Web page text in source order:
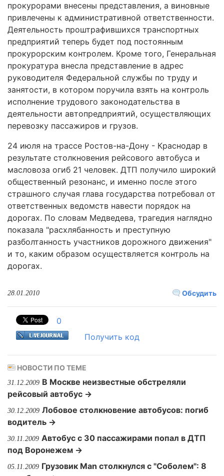
прокурорами внесены представления, а виновные
привлечены к административной ответственности.
Деятельность проштрафившихся транспортных
предприятий теперь будет под постоянным
прокурорским контролем. Кроме того, Генеральная
прокуратура внесла представление в адрес
руководителя Федеральной службы по труду и
занятости, в котором поручила взять на контроль
исполнение трудового законодательства в
деятельности автопредприятий, осуществляющих
перевозку пассажиров и грузов.
24 июля на трассе Ростов-на-Дону - Краснодар в
результате столкновения рейсового автобуса и
масловоза огиб 21 человек. ДТП получило широкий
общественный резонанс, и именно после этого
страшного случая глава государства потребовал от
ответственных ведомств навести порядок на
дорогах. По словам Медведева, трагедия наглядно
показала "расхлябанность и преступную
разболтанность участников дорожного движения"
и то, каким образом осуществляется контроль на
дорогах.
Обсудить
28.01.2010
0
Получить код
НОВОСТИ ПО ТЕМЕ
31.12.2009 В Москве неизвестные обстреляли
рейсовый автобус →
30.12.2009 Лобовое столкновение автобусов: погиб
водитель →
30.11.2009 Автобус с 30 пассажирами попал в ДТП
под Воронежем →
05.11.2009 Грузовик Man столкнулся с "Соболем": 8